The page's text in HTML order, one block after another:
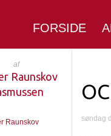
FORSIDE
af
Raunskov
Raunskov
søndag